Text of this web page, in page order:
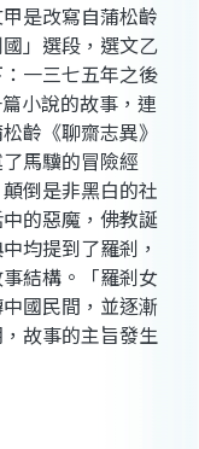
是改寫自蒲松齡
」選段，選文乙
一三七五年之後
小說的故事，連
齡《聊齋志異》
馬驥的冒險經
倒是非黑白的社
的惡魔，佛教誕
均提到了羅剎，
結構。「羅剎女
國民間，並逐漸
故事的主旨發生